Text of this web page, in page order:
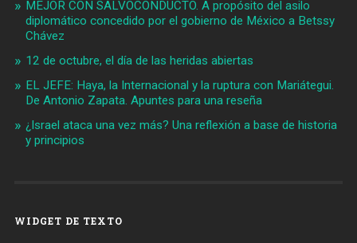
MEJOR CON SALVOCONDUCTO. A propósito del asilo
diplomático concedido por el gobierno de México a Betssy
Chávez
12 de octubre, el día de las heridas abiertas
EL JEFE: Haya, la Internacional y la ruptura con Mariátegui.
De Antonio Zapata. Apuntes para una reseña
¿Israel ataca una vez más? Una reflexión a base de historia
y principios
WIDGET DE TEXTO